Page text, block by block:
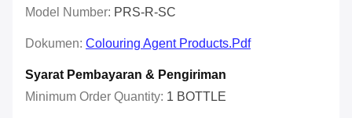
Model Number: PRS-R-SC
Dokumen: Colouring Agent Products.pdf
Syarat Pembayaran & Pengiriman
Minimum Order Quantity: 1 BOTTLE